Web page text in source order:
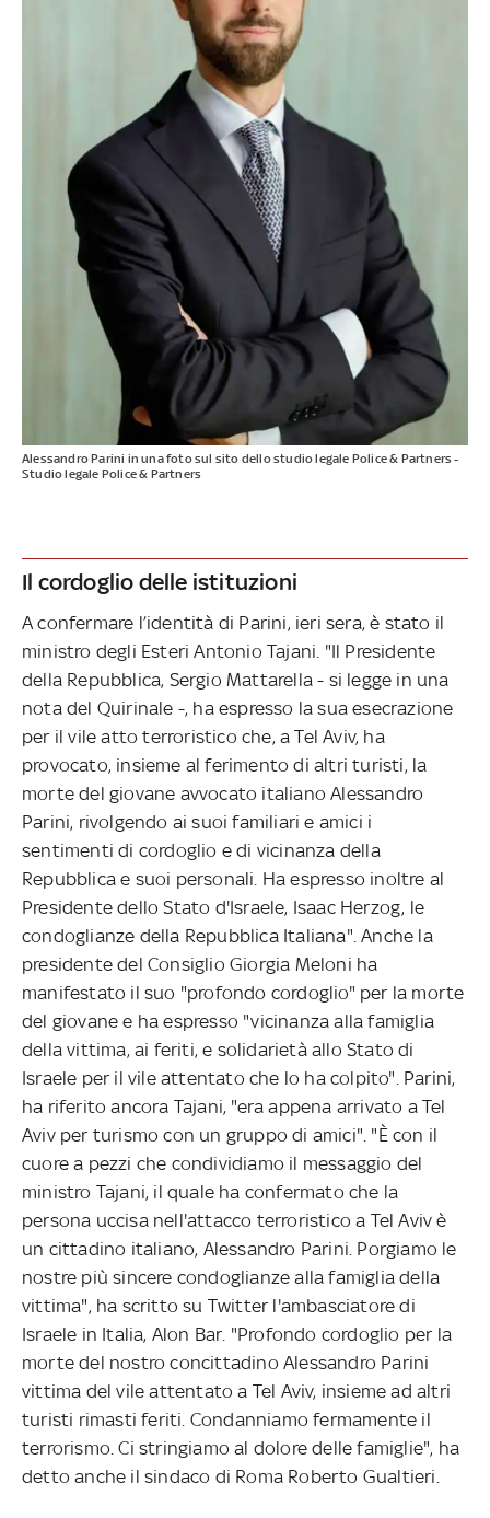
Alessandro Parini in una foto sul sito dello studio legale Police & Partners -
Studio legale Police & Partners
Il cordoglio delle istituzioni
A confermare l’identità di Parini, ieri sera, è stato il
ministro degli Esteri Antonio Tajani. "Il Presidente
della Repubblica, Sergio Mattarella - si legge in una
nota del Quirinale -, ha espresso la sua esecrazione
per il vile atto terroristico che, a Tel Aviv, ha
provocato, insieme al ferimento di altri turisti, la
morte del giovane avvocato italiano Alessandro
Parini, rivolgendo ai suoi familiari e amici i
sentimenti di cordoglio e di vicinanza della
Repubblica e suoi personali. Ha espresso inoltre al
Presidente dello Stato d'Israele, Isaac Herzog, le
condoglianze della Repubblica Italiana". Anche la
presidente del Consiglio Giorgia Meloni ha
manifestato il suo "profondo cordoglio" per la morte
del giovane e ha espresso "vicinanza alla famiglia
della vittima, ai feriti, e solidarietà allo Stato di
Israele per il vile attentato che lo ha colpito". Parini,
ha riferito ancora Tajani, "era appena arrivato a Tel
Aviv per turismo con un gruppo di amici". "È con il
cuore a pezzi che condividiamo il messaggio del
ministro Tajani, il quale ha confermato che la
persona uccisa nell'attacco terroristico a Tel Aviv è
un cittadino italiano, Alessandro Parini. Porgiamo le
nostre più sincere condoglianze alla famiglia della
vittima", ha scritto su Twitter l'ambasciatore di
Israele in Italia, Alon Bar. "Profondo cordoglio per la
morte del nostro concittadino Alessandro Parini
vittima del vile attentato a Tel Aviv, insieme ad altri
turisti rimasti feriti. Condanniamo fermamente il
terrorismo. Ci stringiamo al dolore delle famiglie", ha
detto anche il sindaco di Roma Roberto Gualtieri.